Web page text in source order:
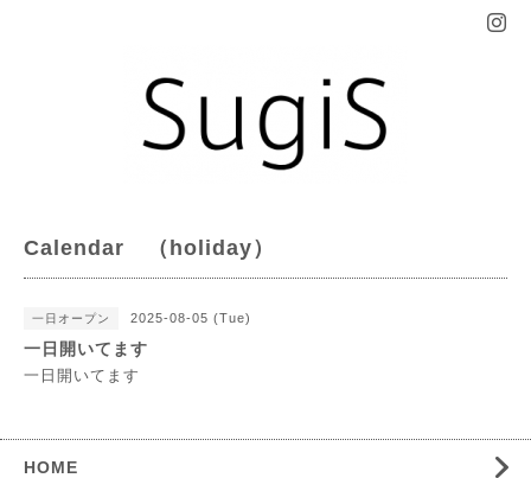
Calendar （holiday）
一日オープン 2025-08-05 (Tue)
一日開いてます
一日開いてます
HOME